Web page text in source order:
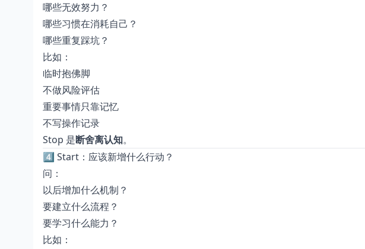
哪些无效努力？
哪些习惯在消耗自己？
哪些重复踩坑？
比如：
临时抱佛脚
不做风险评估
重要事情只靠记忆
不写操作记录
Stop 是断舍离认知。
4️⃣ Start：应该新增什么行动？
问：
以后增加什么机制？
要建立什么流程？
要学习什么能力？
比如：